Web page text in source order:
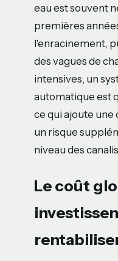
eau est souvent
premières
l'enracinement,
des vagues de
intensives, un
automatique est
ce qui ajoute
un risque
niveau des
Le coût